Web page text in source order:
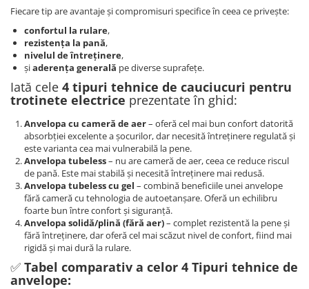
Fiecare tip are avantaje și compromisuri specifice în ceea ce privește:
confortul la rulare,
rezistența la pană,
nivelul de întreținere,
șiaderența generală pe diverse suprafețe.
Iată cele 4 tipuri tehnice de cauciucuri pentru
trotinete electrice prezentate în ghid:
Anvelopa cu cameră de aer– oferă cel mai bun confort datorită
absorbției excelente a șocurilor, dar necesită întreținere regulată și
este varianta cea mai vulnerabilă la pene.
Anvelopa tubeless– nu are cameră de aer, ceea ce reduce riscul
de pană. Este mai stabilă și necesită întreținere mai redusă.
Anvelopa tubeless cu gel – combină beneficiile unei anvelope
fără cameră cu tehnologia de autoetanșare. Oferă un echilibru
foarte bun între confort și siguranță.
Anvelopa solidă/plină (fără aer)– complet rezistentă la pene și
fără întreținere, dar oferă cel mai scăzut nivel de confort, fiind mai
rigidă și mai dură la rulare.
✅ Tabel comparativ a celor 4 Tipuri tehnice de
anvelope: